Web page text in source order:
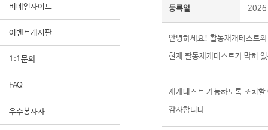
비메인사이드
이벤트게시판
1:1문의
FAQ
우수봉사자
등록일
안녕하세요! 활동재개테스트
현재 활동재개테스트가 막혀
재개테스트 가능하도록 조치
감사합니다.